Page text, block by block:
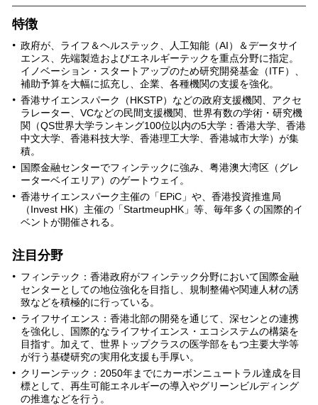
特徴
政府が、ライフ＆ヘルステック、人工知能（AI）＆データサイ
エンス、先端製造およびエネルギーテックを重点分野に指定。
イノベーション・スタートアップのため研究開発基金（ITF）、
補助予算を大幅に拡充し、企業、各種機関の支援を強化。
香港サイエンスパーク（HKSTP）などの政府支援機関、アクセ
ラレーター、VCなどの民間支援機関、世界有数の学術・研究機
関（QS世界大学ランキング100位以内の5大学：香港大学、香港
中文大学、香港科技大学、香港理工大学、香港城市大学）が集
積。
国際金融センターでフィンテックに強み、粤港澳大湾区（グレ
ーターベイエリア）のゲートウェイ。
香港サイエンスパーク主催の「EPiC」や、香港投資推進局
（Invest HK）主催の「StartmeupHK」等、毎年多くの国際的イ
ベントが開催される。
注目分野
フィンテック：香港政府がフィンテック分野において国際金融
センターとしての地位強化を目指し、規制整備や関連人材の誘
致などを積極的に行っている。
ライフサイエンス：香港北部の開発を通じて、深センとの連携
を強化し、国際的なライフサイエンス・エコシステムの構築を
目指す。加えて、世界トップクラスの医学部をもつ主要大学等
が行う基礎研究の実用化支援も手厚い。
クリーンテック：2050年までにカーボンニュートラル達成を目
標として、再生可能エネルギーの導入やグリーンビルディング
の推進などを行う。